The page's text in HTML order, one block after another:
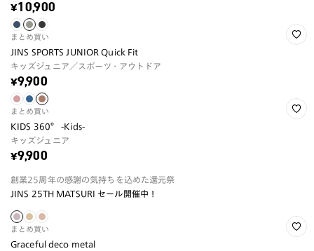
¥10,900
まとめ買い
JINS SPORTS JUNIOR Quick Fit
キッズジュニア／スポーツ・アウトドア
¥9,900
まとめ買い
KIDS 360° -Kids-
キッズジュニア
¥9,900
創業25周年の感謝の気持ちを込めた還元祭
JINS 25TH MATSURI セール開催中！
まとめ買い
Graceful deco metal